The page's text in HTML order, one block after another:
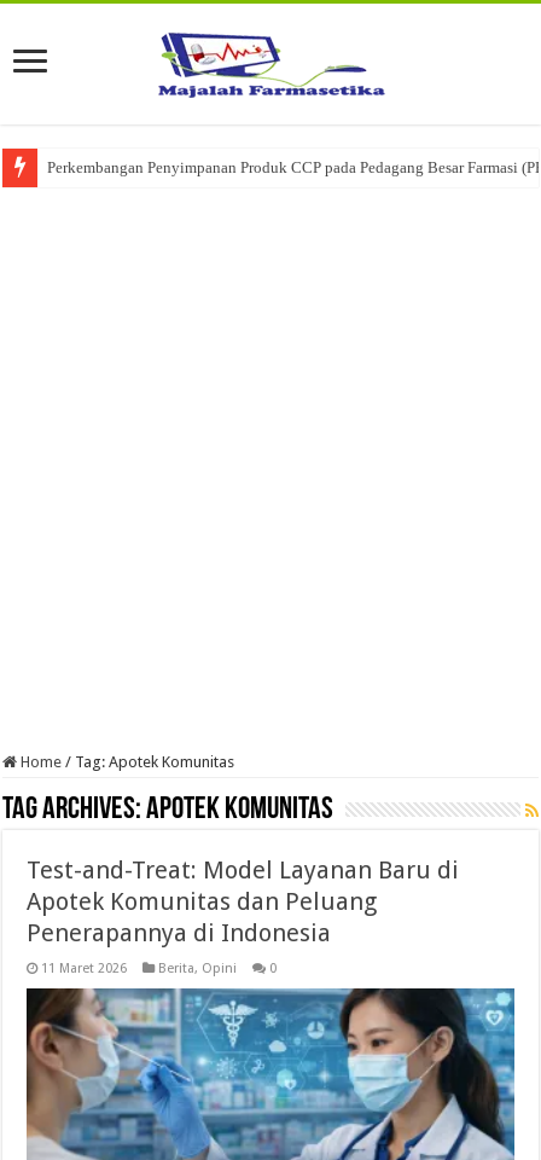
Perkembangan Penyimpanan Produk CCP pada Pedagang Besar Farmasi
Home / Tag:Apotek Komunitas
Tag Archives:Apotek Komunitas
Test-and-Treat: Model Layanan Baru di
Apotek Komunitas dan Peluang
Penerapannya di Indonesia
11 Maret 2026 Berita, Opini 0